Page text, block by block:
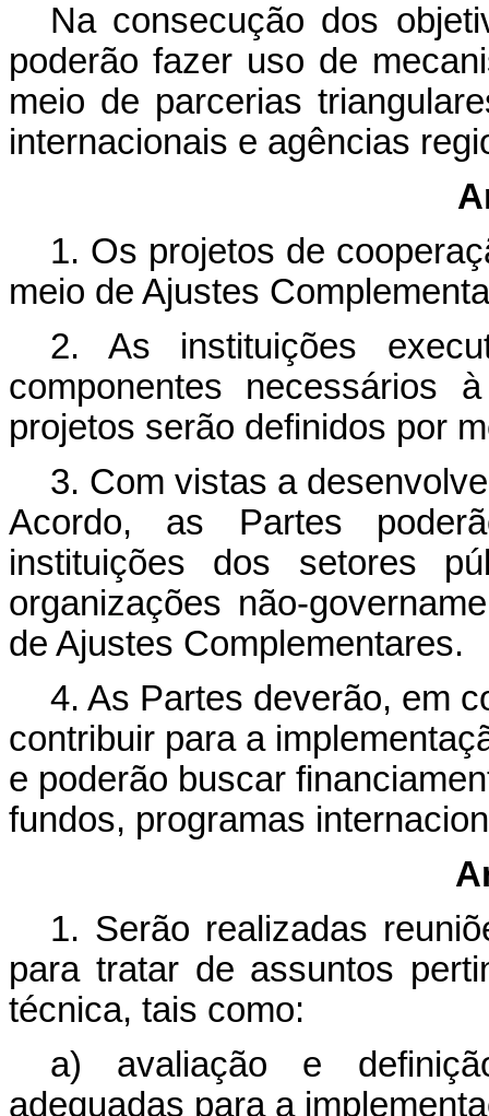
Na consecução dos
poderão fazer uso de
meio de parcerias
internacionais e agências
1. Os projetos de
meio de Ajustes
2. As instituições
componentes necessários
projetos serão definidos por
3. Com vistas a
Acordo, as Partes
instituições dos setores
organizações não-
de Ajustes Complementares.
4. As Partes deverão, em
contribuir para a
e poderão buscar
fundos, programas
1. Serão realizadas
para tratar de assuntos
técnica, tais como:
a) avaliação e
adequadas para a